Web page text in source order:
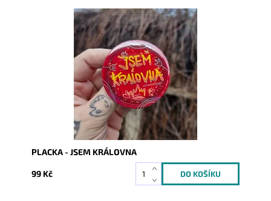
Dostupnost:
Skladem
10150
PLACKA - JSEM KRÁLOVNA
99 Kč